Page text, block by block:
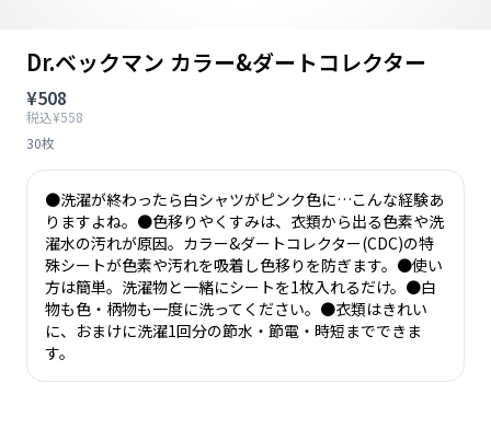
Dr.ベックマン カラー&ダートコレクター
¥508
税込¥558
30枚
●洗濯が終わったら白シャツがピンク色に…こんな経験あ
りますよね。●色移りやくすみは、衣類から出る色素や洗
濯水の汚れが原因。カラー&ダートコレクター(CDC)の特
殊シートが色素や汚れを吸着し色移りを防ぎます。●使い
方は簡単。洗濯物と一緒にシートを1枚入れるだけ。●白
物も色・柄物も一度に洗ってください。●衣類はきれい
に、おまけに洗濯1回分の節水・節電・時短までできま
す。